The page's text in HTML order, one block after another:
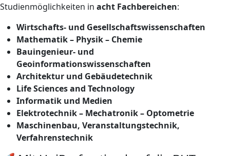
Studienmöglichkeiten in acht Fachbereichen:
Wirtschafts- und Gesellschaftswissenschaften
Mathematik – Physik – Chemie
Bauingenieur- und
Geoinformationswissenschaften
Architektur und Gebäudetechnik
Life Sciences and Technology
Informatik und Medien
Elektrotechnik – Mechatronik – Optometrie
Maschinenbau, Veranstaltungstechnik,
Verfahrenstechnik